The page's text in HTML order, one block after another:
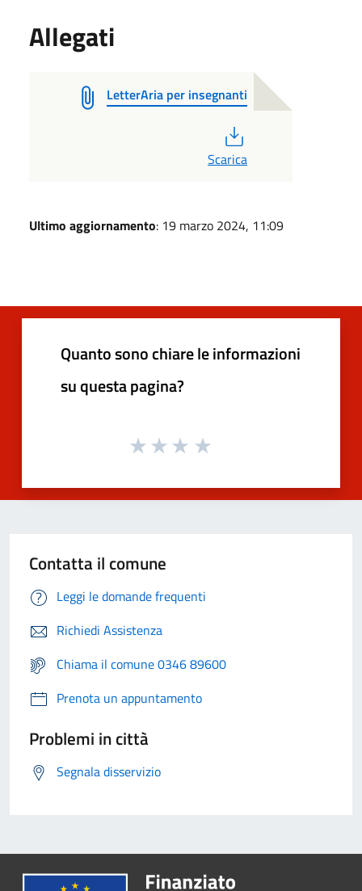
Allegati
LetterAria per insegnanti
Scarica
Ultimo aggiornamento: 19 marzo 2024, 11:09
Quanto sono chiare le informazioni
su questa pagina?
Contatta il comune
Leggi le domande frequenti
Richiedi Assistenza
Chiama il comune 0346 89600
Prenota un appuntamento
Problemi in città
Segnala disservizio